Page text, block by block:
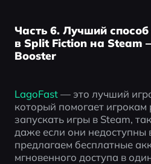
Часть 6. Лучший способ
в Split Fiction на Steam
Booster
LagoFast — это лучший
который помогает игрокам
запускать игры в Steam,
даже если они недоступны
предлагаем бесплатные
мгновенного доступа в